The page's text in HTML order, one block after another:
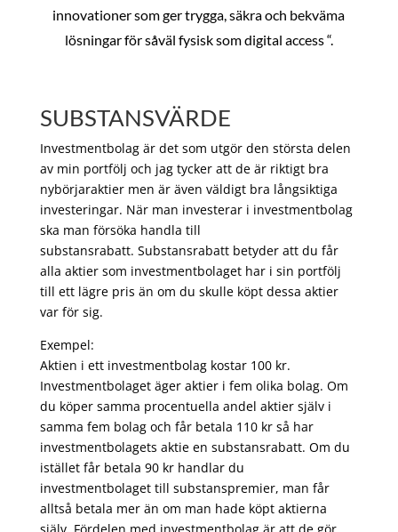
innovationer som ger trygga, säkra och bekväma
lösningar för såväl fysisk som digital access “.
SUBSTANSVÄRDE
Investmentbolag är det som utgör den största delen
av min portfölj och jag tycker att de är riktigt bra
nybörjaraktier men är även väldigt bra långsiktiga
investeringar. När man investerar i investmentbolag
ska man försöka handla till
substansrabatt. Substansrabatt betyder att du får
alla aktier som investmentbolaget har i sin portfölj
till ett lägre pris än om du skulle köpt dessa aktier
var för sig.
Exempel:
Aktien i ett investmentbolag kostar 100 kr.
Investmentbolaget äger aktier i fem olika bolag. Om
du köper samma procentuella andel aktier själv i
samma fem bolag och får betala 110 kr så har
investmentbolagets aktie en substansrabatt. Om du
istället får betala 90 kr handlar du
investmentbolaget till substanspremier, man får
alltså betala mer än om man hade köpt aktierna